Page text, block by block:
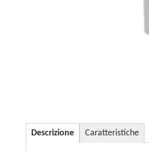
Descrizione Caratteristiche